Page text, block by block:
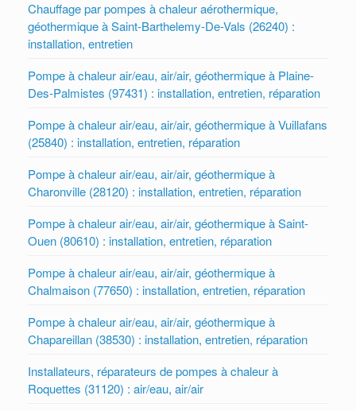
Chauffage par pompes à chaleur aérothermique,
géothermique à Saint-Barthelemy-De-Vals (26240) :
installation, entretien
Pompe à chaleur air/eau, air/air, géothermique à Plaine-
Des-Palmistes (97431) : installation, entretien, réparation
Pompe à chaleur air/eau, air/air, géothermique à Vuillafans
(25840) : installation, entretien, réparation
Pompe à chaleur air/eau, air/air, géothermique à
Charonville (28120) : installation, entretien, réparation
Pompe à chaleur air/eau, air/air, géothermique à Saint-
Ouen (80610) : installation, entretien, réparation
Pompe à chaleur air/eau, air/air, géothermique à
Chalmaison (77650) : installation, entretien, réparation
Pompe à chaleur air/eau, air/air, géothermique à
Chapareillan (38530) : installation, entretien, réparation
Installateurs, réparateurs de pompes à chaleur à
Roquettes (31120) : air/eau, air/air